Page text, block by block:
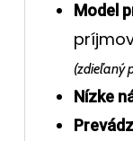
Model
(zdieľaný
Nízke